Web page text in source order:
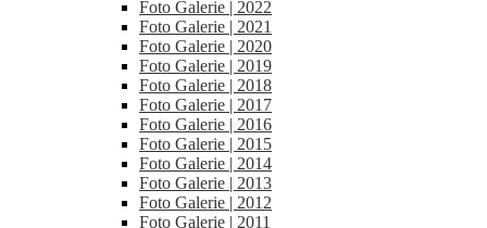
Foto Galerie | 2022
Foto Galerie | 2021
Foto Galerie | 2020
Foto Galerie | 2019
Foto Galerie | 2018
Foto Galerie | 2017
Foto Galerie | 2016
Foto Galerie | 2015
Foto Galerie | 2014
Foto Galerie | 2013
Foto Galerie | 2012
Foto Galerie | 2011